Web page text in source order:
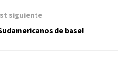
siguiente
de base!